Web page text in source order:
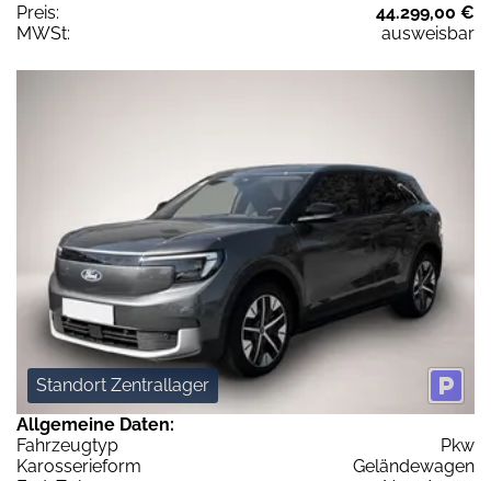
Preis:
44.299,00 €
MWSt:
ausweisbar
Standort Zentrallager
Allgemeine Daten:
Fahrzeugtyp
Pkw
Karosserieform
Geländewagen